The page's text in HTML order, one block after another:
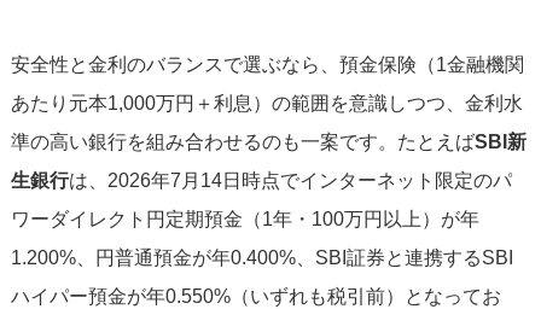
安全性と金利のバランスで選ぶなら、預金保険（1金融機関
あたり元本1,000万円＋利息）の範囲を意識しつつ、金利水
準の高い銀行を組み合わせるのも一案です。たとえばSBI新
生銀行は、2026年7月14日時点でインターネット限定のパ
ワーダイレクト円定期預金（1年・100万円以上）が年
1.200%、円普通預金が年0.400%、SBI証券と連携するSBI
ハイパー預金が年0.550%（いずれも税引前）となってお